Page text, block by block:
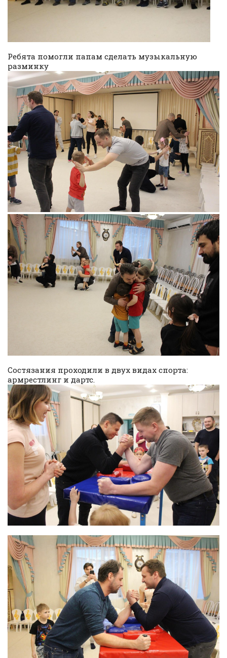
Ребята помогли папам сделать музыкальную
разминку
Состязания проходили в двух видах спорта:
армрестлинг и дартс.